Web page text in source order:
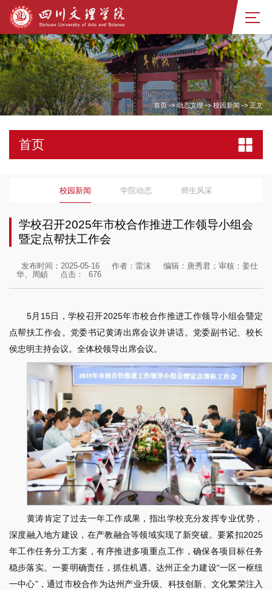
首页->动态文理-> 校园新闻->正文
首页
校园新闻 学院动态 师生风采
学校召开2025年市校合作推进工作领导小组会
暨定点帮扶工作会
发布时间：2025-05-16 作者：雷沫
编辑：唐秀君；审核：姜仕
华、周頔
点击： 676
5月15日，学校召开2025年市校合作推进工作领导小组会暨定
点帮扶工作会。党委书记黄涛出席会议并讲话。党委副书记、校长
侯忠明主持会议。全体校领导出席会议。
黄涛肯定了过去一年工作成果，指出学校充分发挥专业优势，
深度融入地方建设，在产教融合等领域实现了新突破。要紧扣2025
年工作任务分工方案，有序推进多项重点工作，确保各项目标任务
稳步落实。一要明确责任，抓住机遇。达州正全力建设“一区一枢纽
一中心”，通过市校合作为达州产业升级、科技创新、文化繁荣注入